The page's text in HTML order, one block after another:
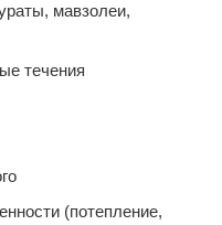
мавзолеи,
течения
(потепление,